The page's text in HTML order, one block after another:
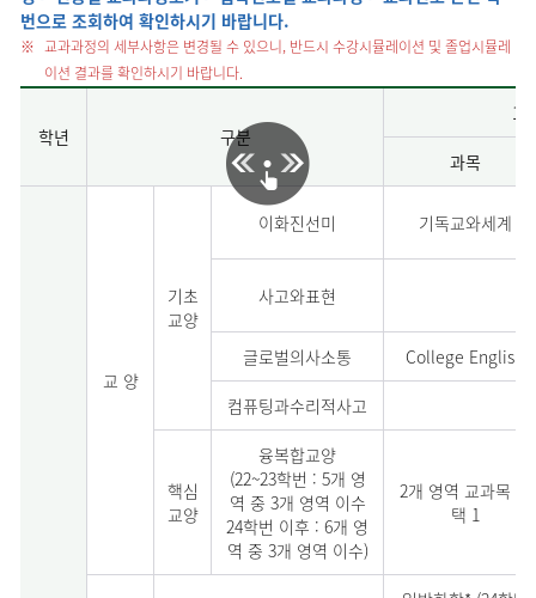
번으로 조회하여 확인하시기 바랍니다.
교과과정의 세부사항은 변경될 수 있으니, 반드시 수강시뮬레이션 및 졸업시뮬레
이션 결과를 확인하시기 바랍니다.
학년 구분
1
과목
교 양
기초
교양
이화진선미 기독교와세계
사고와표현
글로벌의사소통 College English
컴퓨팅과수리적사고
핵심
교양
융복합교양
(22~23학번 : 5개 영
역 중 3개 영역 이수
24학번 이후 : 6개 영
역 중 3개 영역 이수)
2개 영역 교과목 각
택 1